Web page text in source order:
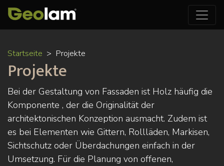
Startseite Projekte
Projekte
Bei der Gestaltung von Fassaden ist Holz häufig die
Komponente , der die Originalität der
architektonischen Konzeption ausmacht. Zudem ist
es bei Elementen wie Gittern, Rollläden, Markisen,
Sichtschutz oder Überdachungen einfach in der
Umsetzung. Für die Planung von offenen,